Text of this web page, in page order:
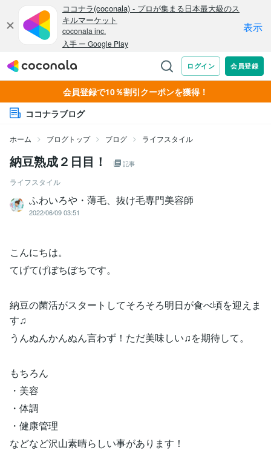
会員登録で10％割引クーポンを獲得！
ココナラブログ
ホーム ブログトップ ブログ ライフスタイル
納豆熟成２日目！ 記事
ライフスタイル
ふわいろや・薄毛、抜け毛専門美容師
2022/06/09 03:51
こんにちは。
てげてげぼちぼちです。
納豆の菌活がスタートしてそろそろ明日が食べ頃を迎えま
す♫
うんぬんかんぬん言わず！ただ美味しい♫を期待して。
もちろん
・美容
・体調
・健康管理
などなど沢山素晴らしい事があります！